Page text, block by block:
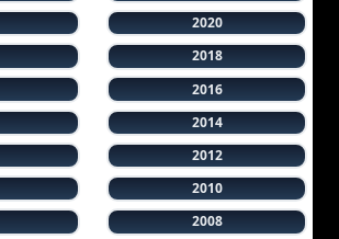
2020
2018
2016
2014
2012
2010
2008